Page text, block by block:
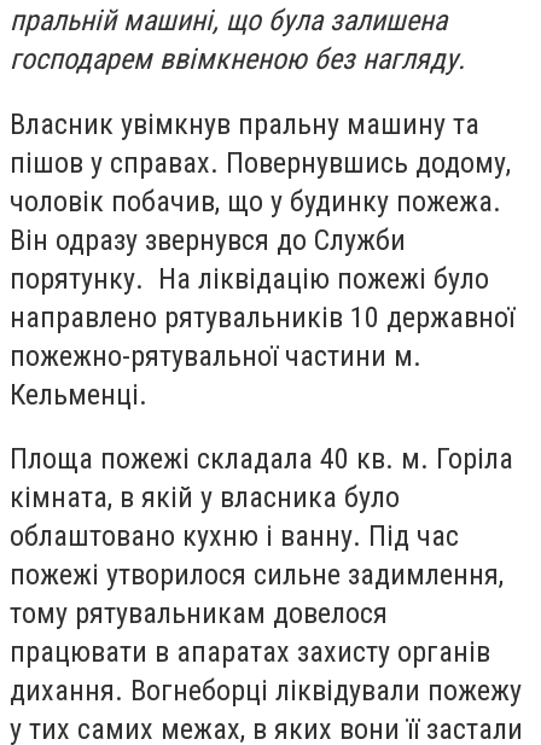
пральній машині, що була залишена
господарем ввімкненою без нагляду.
Власник увімкнув пральну машину та
пішов у справах. Повернувшись додому,
чоловік побачив, що у будинку пожежа.
Він одразу звернувся до Служби
порятунку. На ліквідацію пожежі було
направлено рятувальників 10 державної
пожежно-рятувальної частини м.
Кельменці.
Площа пожежі складала 40 кв. м. Горіла
кімната, в якій у власника було
облаштовано кухню і ванну. Під час
пожежі утворилося сильне задимлення,
тому рятувальникам довелося
працювати в апаратах захисту органів
дихання. Вогнеборці ліквідували пожежу
у тих самих межах, в яких вони її застали